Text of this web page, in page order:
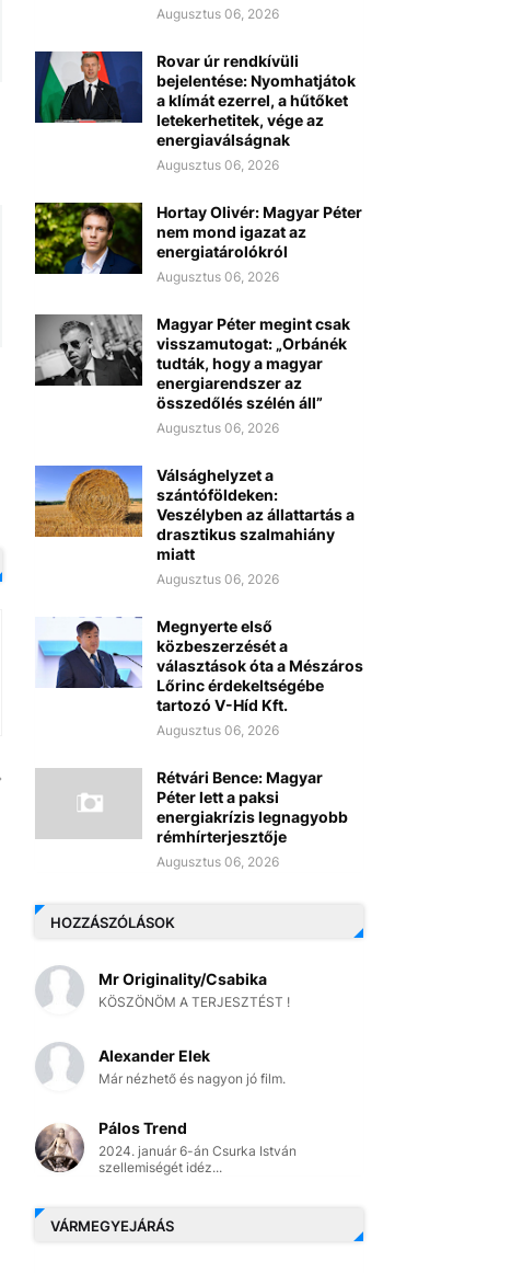
Augusztus 06, 2026
Rovar úr rendkívüli
bejelentése: Nyomhatjátok
a klímát ezerrel, a hűtőket
letekerhetitek, vége az
energiaválságnak
Augusztus 06, 2026
Hortay Olivér: Magyar Péter
nem mond igazat az
energiatárolókról
Augusztus 06, 2026
Magyar Péter megint csak
visszamutogat: „Orbánék
tudták, hogy a magyar
energiarendszer az
összedőlés szélén áll”
Augusztus 06, 2026
Válsághelyzet a
szántóföldeken:
Veszélyben az állattartás a
drasztikus szalmahiány
miatt
Augusztus 06, 2026
Megnyerte első
közbeszerzését a
választások óta a Mészáros
Lőrinc érdekeltségébe
tartozó V-Híd Kft.
Augusztus 06, 2026
Rétvári Bence: Magyar
Péter lett a paksi
energiakrízis legnagyobb
rémhírterjesztője
Augusztus 06, 2026
HOZZÁSZÓLÁSOK
Mr Originality/Csabika
KÖSZÖNÖM A TERJESZTÉST !
Alexander Elek
Már nézhető és nagyon jó film.
Pálos Trend
2024. január 6-án Csurka István
szellemiségét idéz...
VÁRMEGYEJÁRÁS